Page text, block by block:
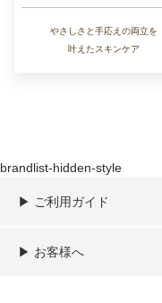
やさしさと手応えの両立を
叶えたスキンケア
brandlist-hidden-style
▶︎ ご利用ガイド
ご利用ガイド
決済／配送／送料について
取り扱い商品一覧
顧客情報の取扱について
特定商取引法の表記
▶︎ お客様へ